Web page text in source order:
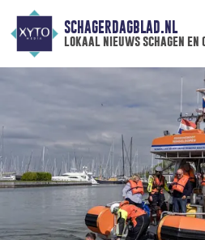
SCHAGERDAGBLAD.NL
lokaal nieuws schagen en